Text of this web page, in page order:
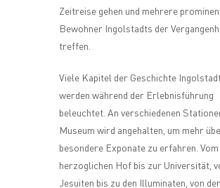
Zeitreise gehen und mehrere
Bewohner Ingolstadts der
treffen.
Viele Kapitel der Geschichte
werden während der Erlebnisführung
beleuchtet. An verschiedenen
Museum wird angehalten, um mehr
besondere Exponate zu erfahren. Vom
herzoglichen Hof bis zur Universität,
Jesuiten bis zu den Illuminaten, von